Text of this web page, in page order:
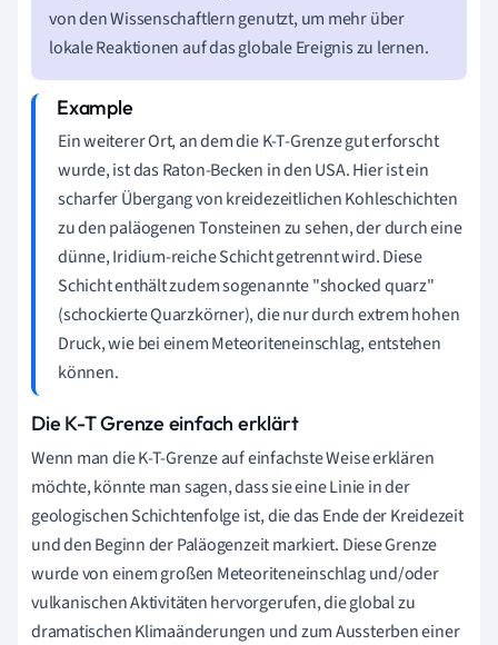
von den Wissenschaftlern genutzt, um mehr über
lokale Reaktionen auf das globale Ereignis zu lernen.
Ein weiterer Ort, an dem die K-T-Grenze gut erforscht
wurde, ist das Raton-Becken in den USA. Hier ist ein
scharfer Übergang von kreidezeitlichen Kohleschichten
zu den paläogenen Tonsteinen zu sehen, der durch eine
dünne, Iridium-reiche Schicht getrennt wird. Diese
Schicht enthält zudem sogenannte "shocked quarz"
(schockierte Quarzkörner), die nur durch extrem hohen
Druck, wie bei einem Meteoriteneinschlag, entstehen
können.
Die K-T Grenze einfach erklärt
Wenn man die K-T-Grenze auf einfachste Weise erklären
möchte, könnte man sagen, dass sie eine Linie in der
geologischen Schichtenfolge ist, die das Ende der Kreidezeit
und den Beginn der Paläogenzeit markiert. Diese Grenze
wurde von einem großen Meteoriteneinschlag und/oder
vulkanischen Aktivitäten hervorgerufen, die global zu
dramatischen Klimaänderungen und zum Aussterben einer